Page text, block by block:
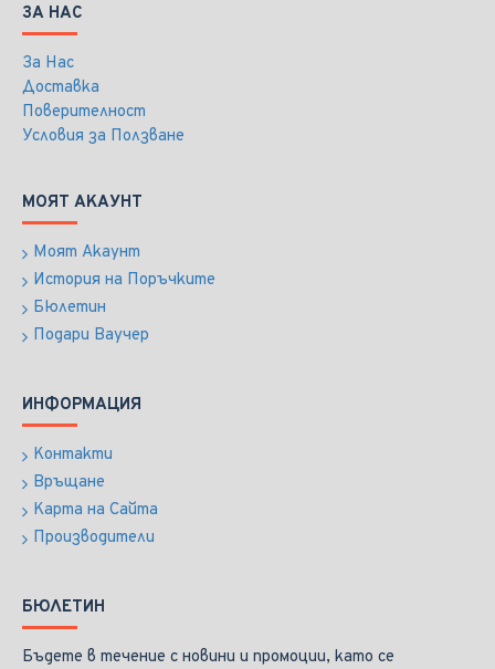
ЗА НАС
За Нас
Доставка
Поверителност
Условия за Ползване
МОЯТ АКАУНТ
Моят Акаунт
История на Поръчките
Бюлетин
Подари Ваучер
ИНФОРМАЦИЯ
Контакти
Връщане
Карта на Сайта
Производители
БЮЛЕТИН
Бъдете в течение с новини и промоции, като се